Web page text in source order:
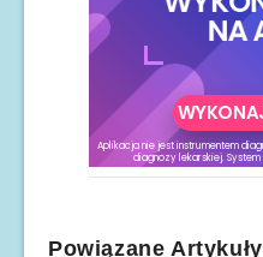
Powiązane Artykuły